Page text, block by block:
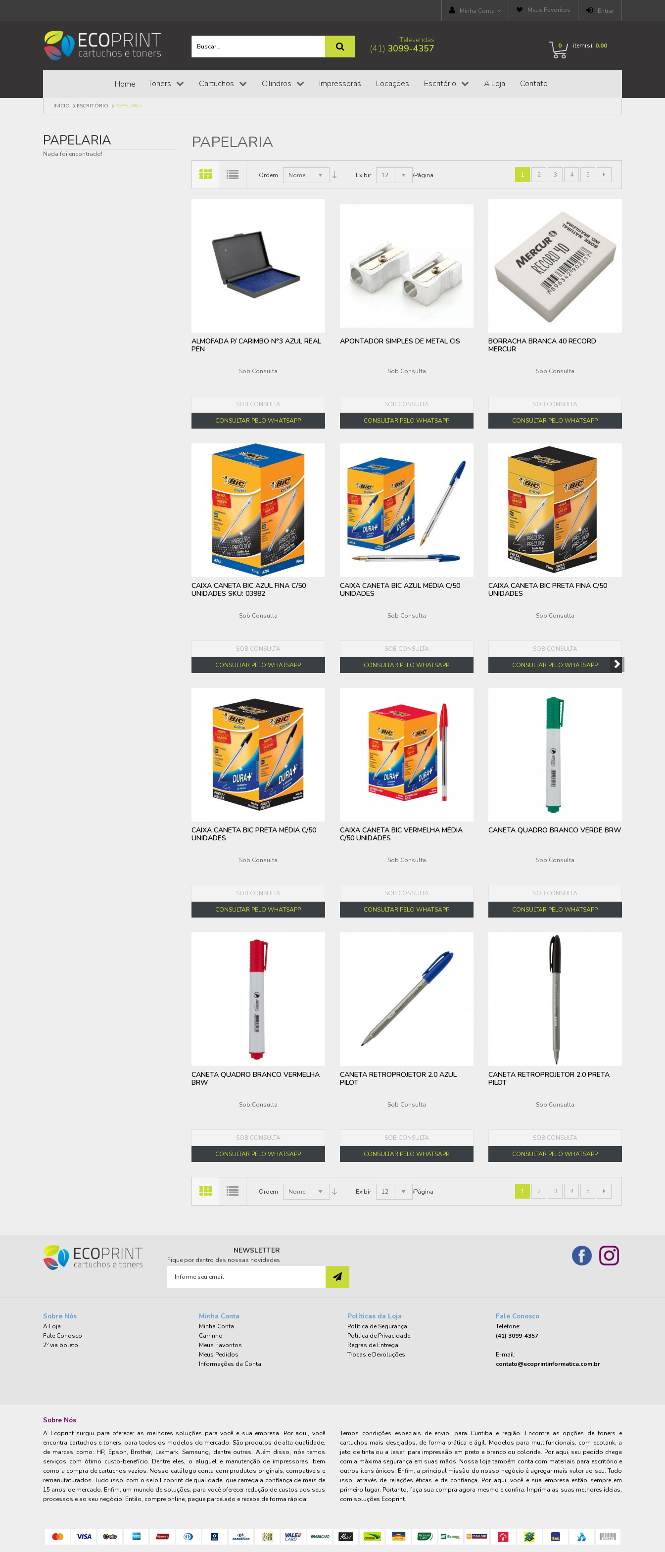
Minha Conta Meus Favoritos Entrar
Televendas
(41) 3099-4357
Home Toners Cartuchos Cilindros Impressoras Locações Escritório A Loja Contato
0 item(s): 0.00
INÍCIO ESCRITÓRIO PAPELARIA
PAPELARIA
Nada foi encontrado!
PAPELARIA
Ordem Nome Exibir 12 /Página 1 2 3 4 5
ALMOFADA P/ CARIMBO N°3 AZUL REAL
PEN
Sob Consulta
SOB CONSULTA
CONSULTAR PELO WHATSAPP
APONTADOR SIMPLES DE METAL CIS
Sob Consulta
SOB CONSULTA
CONSULTAR PELO WHATSAPP
BORRACHA BRANCA 40 RECORD
MERCUR
Sob Consulta
SOB CONSULTA
CONSULTAR PELO WHATSAPP
CAIXA CANETA BIC AZUL FINA C/50
UNIDADES SKU: 03982
Sob Consulta
SOB CONSULTA
CONSULTAR PELO WHATSAPP
CAIXA CANETA BIC AZUL MÉDIA C/50
UNIDADES
Sob Consulta
SOB CONSULTA
CONSULTAR PELO WHATSAPP
CAIXA CANETA BIC PRETA FINA C/50
UNIDADES
Sob Consulta
SOB CONSULTA
CONSULTAR PELO WHATSAPP
CAIXA CANETA BIC PRETA MÉDIA C/50
UNIDADES
Sob Consulta
SOB CONSULTA
CONSULTAR PELO WHATSAPP
CAIXA CANETA BIC VERMELHA MÉDIA
C/50 UNIDADES
Sob Consulta
SOB CONSULTA
CONSULTAR PELO WHATSAPP
CANETA QUADRO BRANCO VERDE BRW
Sob Consulta
SOB CONSULTA
CONSULTAR PELO WHATSAPP
CANETA QUADRO BRANCO VERMELHA
BRW
Sob Consulta
SOB CONSULTA
CONSULTAR PELO WHATSAPP
CANETA RETROPROJETOR 2.0 AZUL
PILOT
Sob Consulta
SOB CONSULTA
CONSULTAR PELO WHATSAPP
CANETA RETROPROJETOR 2.0 PRETA
PILOT
Sob Consulta
SOB CONSULTA
CONSULTAR PELO WHATSAPP
Ordem Nome Exibir 12 /Página 1 2 3 4 5
NEWSLETTER
Fique por dentro das nossas novidades
Sobre Nós
A Loja
Fale Conosco
2º via boleto
Minha Conta
Minha Conta
Carrinho
Meus Favoritos
Meus Pedidos
Informações da Conta
Políticas da Loja
Política de Segurança
Política de Privacidade
Regras de Entrega
Trocas e Devoluções
Fale Conosco
Telefone:
(41) 3099-4357
E-mail:
contato@ecoprintinformatica.com.br
Sobre Nós
A Ecoprint surgiu para oferecer as melhores soluções para você e sua empresa. Por aqui, você
encontra cartuchos e toners, para todos os modelos do mercado. São produtos de alta qualidade,
de marcas como: HP, Epson, Brother, Lexmark, Samsung, dentre outras. Além disso, nós temos
serviços com ótimo custo-benefício. Dentre eles, o aluguel e manutenção de impressoras, bem
como a compra de cartuchos vazios. Nosso catálogo conta com produtos originais, compatíveis e
remanufaturados. Tudo isso, com o selo Ecoprint de qualidade, que carrega a confiança de mais de
15 anos de mercado. Enfim, um mundo de soluções, para você oferecer redução de custos aos seus
processos e ao seu negócio. Então, compre online, pague parcelado e receba de forma rápida.
Temos condições especiais de envio, para Curitiba e região. Encontre as opções de toners e
cartuchos mais desejados, de forma prática e ágil. Modelos para multifuncionais, com ecotank, a
jato de tinta ou a laser, para impressão em preto e branco ou colorida. Por aqui, seu pedido chega
com a máxima segurança em suas mãos. Nossa loja também conta com materiais para escritório e
outros itens únicos. Enfim, a principal missão do nosso negócio é agregar mais valor ao seu. Tudo
isso, através de relações éticas e de confiança. Por aqui, você e sua empresa estão sempre em
primeiro lugar. Portanto, faça sua compra agora mesmo e confira. Imprima as suas melhores ideias,
com soluções Ecoprint.